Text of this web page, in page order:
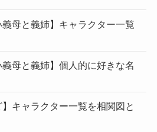
母と義姉】キャラクター一覧
母と義姉】個人的に好きな名
キャラクター一覧を相関図と